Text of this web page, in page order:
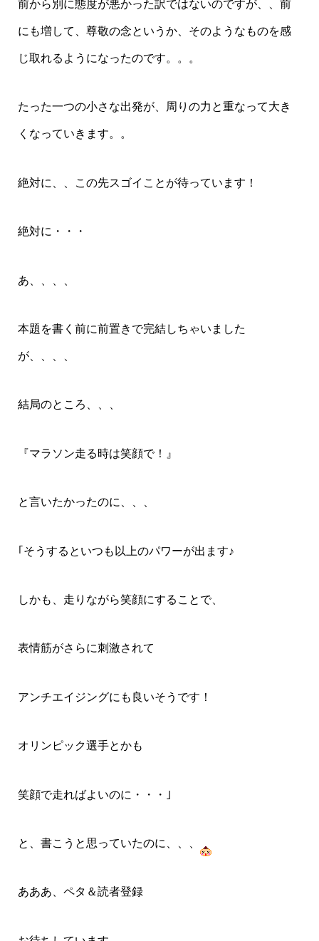
前から別に態度が悪かった訳ではないのですが、、前
にも増して、尊敬の念というか、そのようなものを感
じ取れるようになったのです。。。
たった一つの小さな出発が、周りの力と重なって大き
くなっていきます。。
絶対に、、この先スゴイことが待っています！
絶対に・・・
あ、、、、
本題を書く前に前置きで完結しちゃいました
が、、、、
結局のところ、、、
『マラソン走る時は笑顔で！』
と言いたかったのに、、、
｢そうするといつも以上のパワーが出ます♪
しかも、走りながら笑顔にすることで、
表情筋がさらに刺激されて
アンチエイジングにも良いそうです！
オリンピック選手とかも
笑顔で走ればよいのに・・・｣
と、書こうと思っていたのに、、、
あああ、ペタ＆読者登録